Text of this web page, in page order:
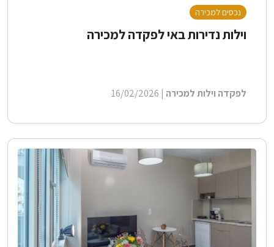
נכסים למכירה
וילות נדירות באי לפקדה למכירה
לפקדה וילות למכירה | 16/02/2026